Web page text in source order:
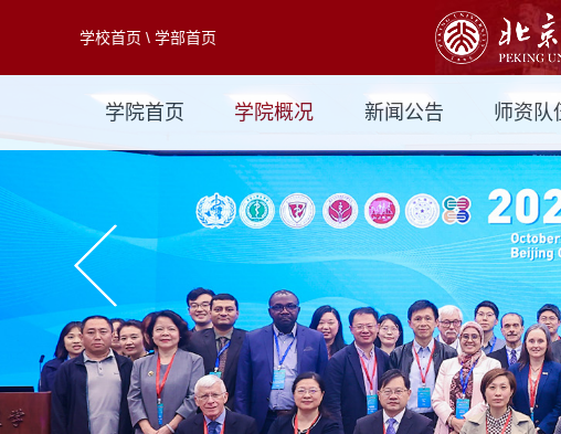
学校首页 \ 学部首页
学院首页 学院概况 新闻公告 师资队